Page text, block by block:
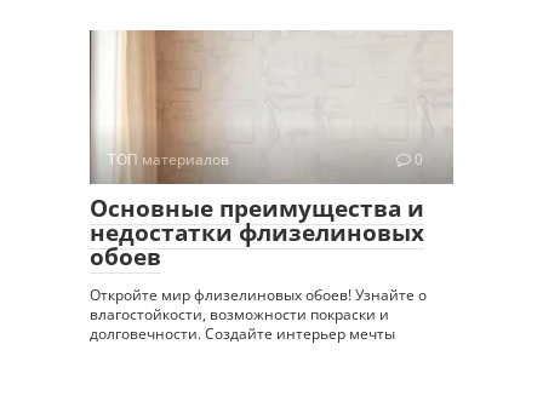
ТОП материалов 0
Основные преимущества и
недостатки флизелиновых
обоев
Откройте мир флизелиновых обоев! Узнайте о
влагостойкости, возможности покраски и
долговечности. Создайте интерьер мечты